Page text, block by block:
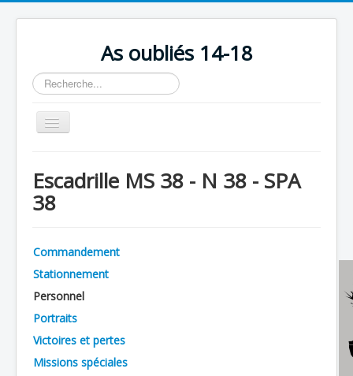
As oubliés 14-18
Rechercher
Basculer
la
Chronologie
Escadrilles
Avions
Personnels
Formation
Doctrines
Escadrille MS 38 - N 38 - SPA
38
Commandement
Stationnement
Personnel
Portraits
Victoires et pertes
Missions spéciales